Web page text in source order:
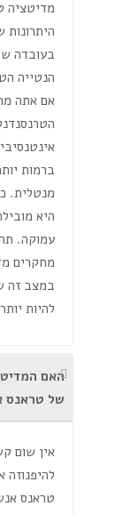
מדיטציה
היתרונות
בעובדה
הנטייה
אם אתה
ברמות
מנטלית.
היא
עמוקה.
מחקרים
במצב זה
להיות
האם
של טראנס
אין שום
טראנס